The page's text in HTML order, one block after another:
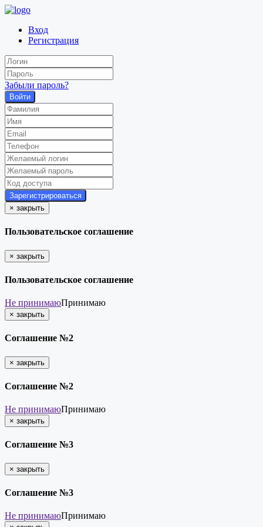
Вход
Регистрация
Забыли пароль?
Войти
× закрыть
Пользовательское соглашение
× закрыть
Пользовательское соглашение
Не принимаюПринимаю
× закрыть
Соглашение №2
× закрыть
Соглашение №2
Не принимаюПринимаю
× закрыть
Соглашение №3
× закрыть
Соглашение №3
Не принимаюПринимаю